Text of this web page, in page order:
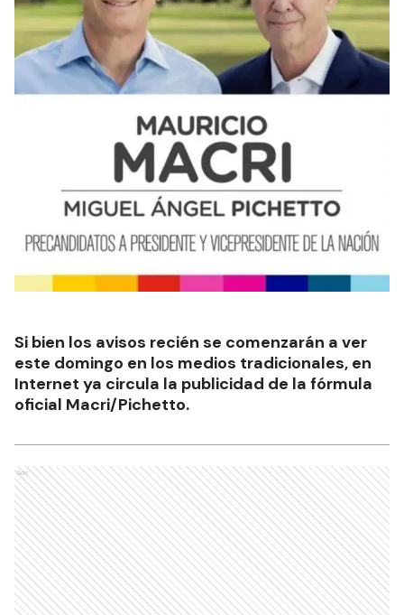
Si bien los avisos recién se comenzarán a ver
este domingo en los medios tradicionales, en
Internet ya circula la publicidad de la fórmula
oficial Macri/Pichetto.
Ads